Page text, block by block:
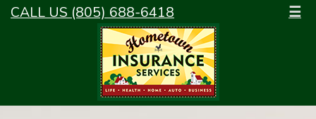
CALL US (805) 688-6418 ☰